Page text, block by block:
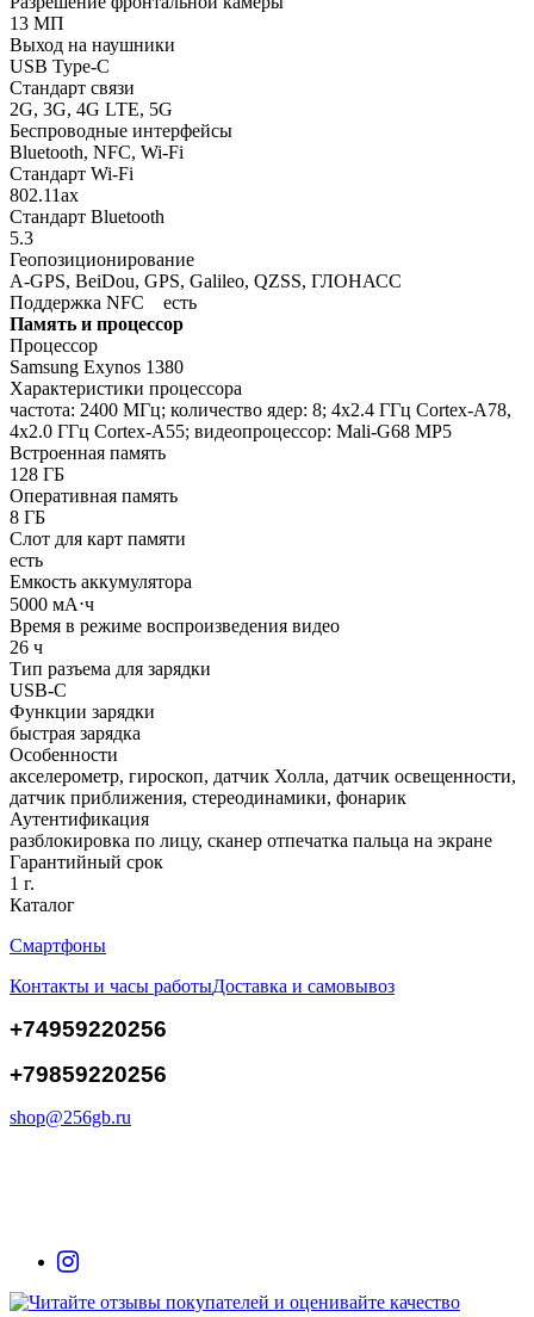
13 МП
Выход на наушники
USB Type-C
Стандарт связи
2G, 3G, 4G LTE, 5G
Беспроводные интерфейсы
Bluetooth, NFC, Wi-Fi
Стандарт Wi-Fi
802.11ax
Стандарт Bluetooth
5.3
Геопозиционирование
A-GPS, BeiDou, GPS, Galileo, QZSS, ГЛОНАСС
Поддержка NFC есть
Память и процессор
Процессор
Samsung Exynos 1380
Характеристики процессора
частота: 2400 МГц; количество ядер: 8; 4x2.4 ГГц Cortex-A78,
4x2.0 ГГц Cortex-A55; видеопроцессор: Mali-G68 MP5
Встроенная память
128 ГБ
Оперативная память
8 ГБ
Слот для карт памяти
есть
Емкость аккумулятора
5000 мА⋅ч
Время в режиме воспроизведения видео
26 ч
Тип разъема для зарядки
USB-C
Функции зарядки
быстрая зарядка
Особенности
акселерометр, гироскоп, датчик Холла, датчик освещенности,
датчик приближения, стереодинамики, фонарик
Аутентификация
разблокировка по лицу, сканер отпечатка пальца на экране
Гарантийный срок
1 г.
Каталог
Смартфоны
Контакты и часы работыДоставка и самовывоз
+74959220256
+79859220256
shop@256gb.ru